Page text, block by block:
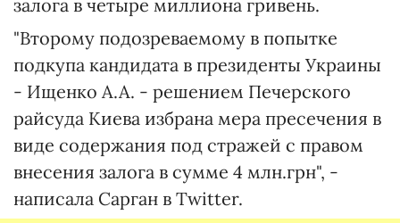
залога в четыре миллиона гривень.
"Второму подозреваемому в попытке
подкупа кандидата в президенты Украины
- Ищенко А.А. - решением Печерского
райсуда Киева избрана мера пресечения в
виде содержания под стражей с правом
внесения залога в сумме 4 млн.грн", -
написала Сарган в Twitter.